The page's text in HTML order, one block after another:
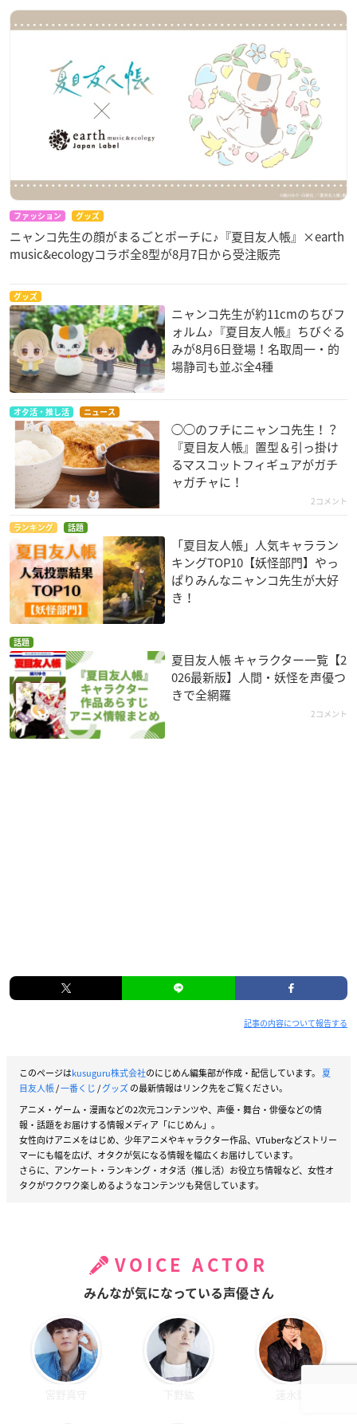
ファッション グッズ
ニャンコ先生の顔がまるごとポーチに♪『夏目友人帳』×earth
music&ecologyコラボ全8型が8月7日から受注販売
グッズ
ニャンコ先生が約11cmのちびフ
ォルム♪『夏目友人帳』ちびぐる
みが8月6日登場！名取周一・的
場静司も並ぶ全4種
オタ活・推し活 ニュース
◯◯のフチにニャンコ先生！？
『夏目友人帳』置型＆引っ掛け
るマスコットフィギュアがガチ
ャガチャに！
2コメント
ランキング 話題
「夏目友人帳」人気キャララン
キングTOP10【妖怪部門】やっ
ぱりみんなニャンコ先生が大好
き！
話題
夏目友人帳 キャラクター一覧【2
026最新版】人間・妖怪を声優つ
きで全網羅
2コメント
記事の内容について報告する
このページはkusuguru株式会社のにじめん編集部が作成・配信しています。 夏
目友人帳/一番くじ/グッズの最新情報はリンク先をご覧ください。
アニメ・ゲーム・漫画などの2次元コンテンツや、声優・舞台・俳優などの情
報・話題をお届けする情報メディア「にじめん」。
女性向けアニメをはじめ、少年アニメやキャラクター作品、VTuberなどストリー
マーにも幅を広げ、オタクが気になる情報を幅広くお届けしています。
さらに、アンケート・ランキング・オタ活（推し活）お役立ち情報など、女性オ
タクがワクワク楽しめるようなコンテンツも発信しています。
VOICE ACTOR
みんなが気になっている声優さん